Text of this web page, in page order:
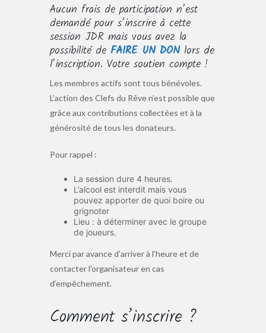
Aucun frais de participation n’est
demandé pour s’inscrire à cette
session JDR mais vous avez la
possibilité de FAIRE UN DON lors de
l’inscription. Votre soutien compte !
Les membres actifs sont tous bénévoles.
L’action des Clefs du Rêve n’est possible que
grâce aux contributions collectées et à la
générosité de tous les donateurs.
Pour rappel :
La session dure 4 heures.
L’alcool est interdit mais vous
pouvez apporter de quoi boire ou
grignoter
Lieu : à déterminer avec le groupe
de joueurs.
Merci par avance d’arriver à l’heure et de
contacter l’organisateur en cas
d’empêchement.
Comment s’inscrire ?